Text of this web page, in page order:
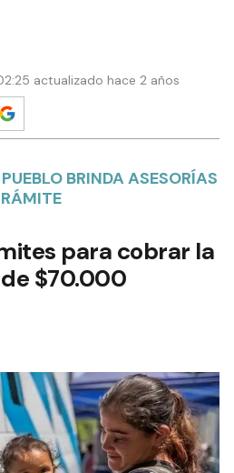
actualizado hace 2 años
BRINDA ASESORÍAS
para cobrar la
$70.000